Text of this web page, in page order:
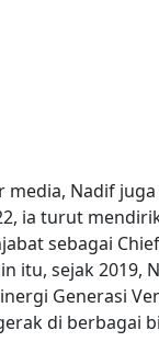
media, Nadif
ia turut
sebagai
itu, sejak 2019,
Generasi
di berbagai